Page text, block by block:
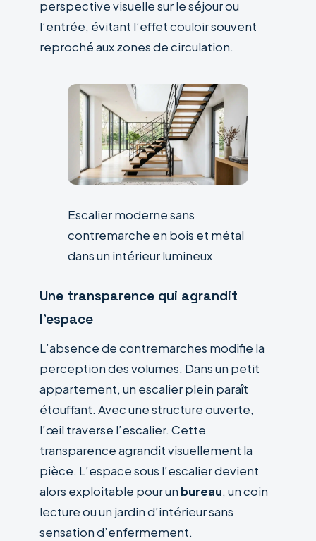
perspective visuelle sur le séjour ou
l’entrée, évitant l’effet couloir souvent
reproché aux zones de circulation.
Escalier moderne sans
contremarche en bois et métal
dans un intérieur lumineux
Une transparence qui agrandit
l’espace
L’absence de contremarches modifie la
perception des volumes. Dans un petit
appartement, un escalier plein paraît
étouffant. Avec une structure ouverte,
l’œil traverse l’escalier. Cette
transparence agrandit visuellement la
pièce. L’espace sous l’escalier devient
alors exploitable pour un bureau, un coin
lecture ou un jardin d’intérieur sans
sensation d’enfermement.